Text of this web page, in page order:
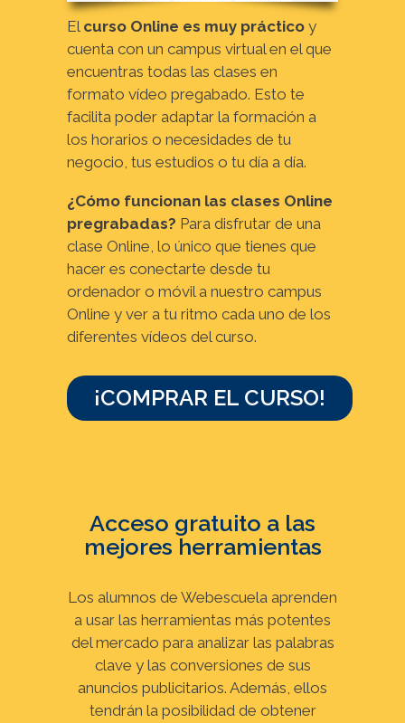
El curso Online es muy práctico y
cuenta con un campus virtual en el que
encuentras todas las clases en
formato vídeo pregabado. Esto te
facilita poder adaptar la formación a
los horarios o necesidades de tu
negocio, tus estudios o tu día a día.
¿Cómo funcionan las clases Online
pregrabadas? Para disfrutar de una
clase Online, lo único que tienes que
hacer es conectarte desde tu
ordenador o móvil a nuestro campus
Online y ver a tu ritmo cada uno de los
diferentes vídeos del curso.
¡COMPRAR EL CURSO!
Acceso gratuito a las
mejores herramientas
Los alumnos de Webescuela aprenden
a usar las herramientas más potentes
del mercado para analizar las palabras
clave y las conversiones de sus
anuncios publicitarios. Además, ellos
tendrán la posibilidad de obtener